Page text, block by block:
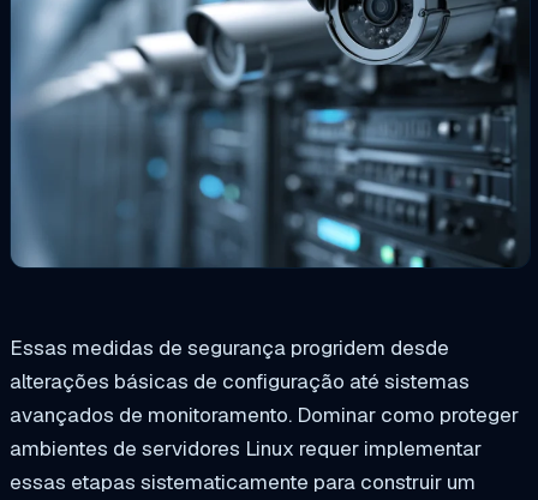
Essas medidas de segurança progridem desde
alterações básicas de configuração até sistemas
avançados de monitoramento. Dominar como proteger
ambientes de servidores Linux requer implementar
essas etapas sistematicamente para construir um